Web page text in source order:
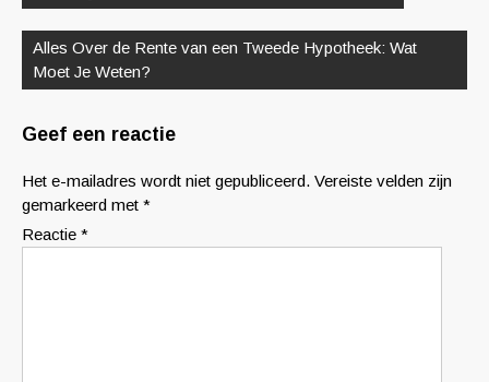
Alles Over de Rente van een Tweede Hypotheek: Wat
Moet Je Weten?
Geef een reactie
Het e-mailadres wordt niet gepubliceerd. Vereiste velden zijn
gemarkeerd met *
Reactie *